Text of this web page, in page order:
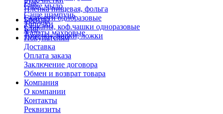
Саше мыло
Саше шампунь
Тапочки
Халаты махровые
Пленка пищевая, фольга
Скатерти одноразовые
Стаканы, коф.чашки одноразовые
Тарелки, вилки, ложки
Еще
Бренды
Блог
Покупателям
Доставка
Оплата заказа
Заключение договора
Обмен и возврат товара
Компания
О компании
Контакты
Реквизиты